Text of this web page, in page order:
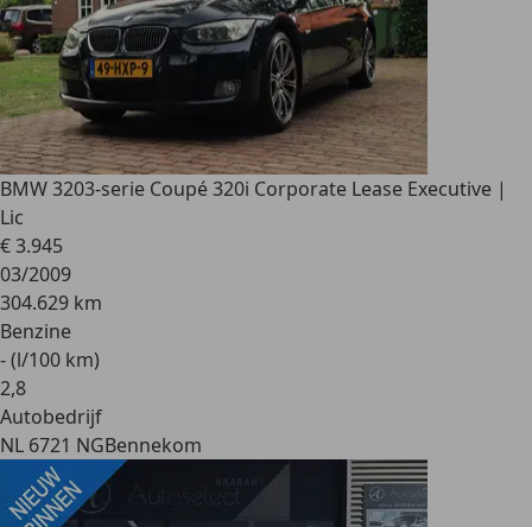
BMW 3203-serie Coupé 320i Corporate Lease Executive |
Lic
€ 3.945
03/2009
304.629 km
Benzine
- (l/100 km)
2,8
Autobedrijf
NL 6721 NGBennekom